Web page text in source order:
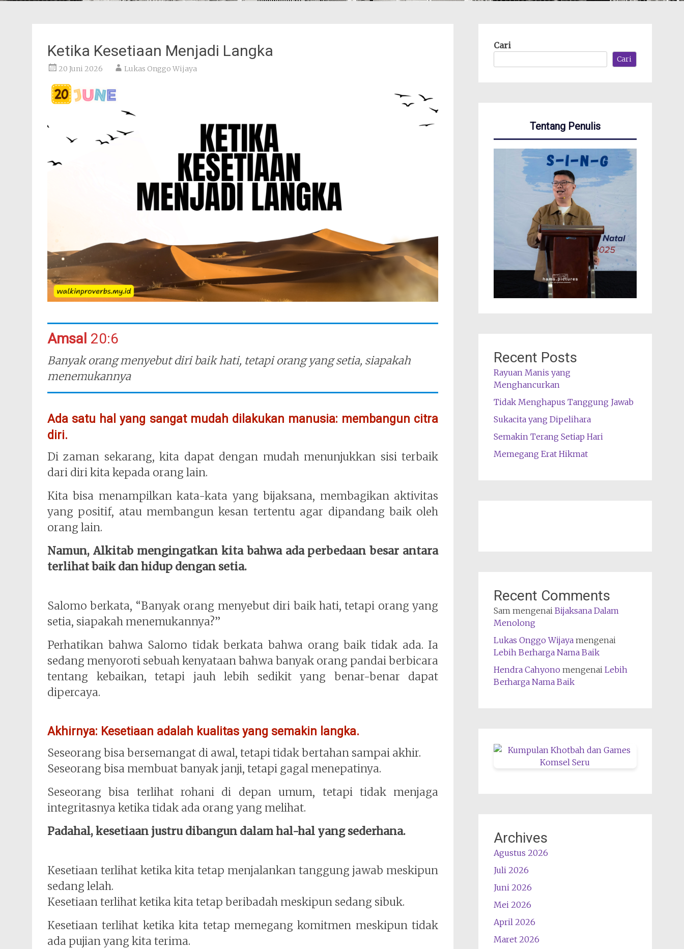
Ketika Kesetiaan Menjadi Langka
20 Juni 2026 Lukas Onggo Wijaya
Amsal 20:6
Banyak orang menyebut diri baik hati, tetapi orang yang setia, siapakah
menemukannya
Ada satu hal yang sangat mudah dilakukan manusia: membangun citra
diri.
Di zaman sekarang, kita dapat dengan mudah menunjukkan sisi terbaik
dari diri kita kepada orang lain.
Kita bisa menampilkan kata-kata yang bijaksana, membagikan aktivitas
yang positif, atau membangun kesan tertentu agar dipandang baik oleh
orang lain.
Namun, Alkitab mengingatkan kita bahwa ada perbedaan besar antara
terlihat baik dan hidup dengan setia.
Salomo berkata, “Banyak orang menyebut diri baik hati, tetapi orang yang
setia, siapakah menemukannya?”
Perhatikan bahwa Salomo tidak berkata bahwa orang baik tidak ada. Ia
sedang menyoroti sebuah kenyataan bahwa banyak orang pandai berbicara
tentang kebaikan, tetapi jauh lebih sedikit yang benar-benar dapat
dipercaya.
Akhirnya: Kesetiaan adalah kualitas yang semakin langka.
Seseorang bisa bersemangat di awal, tetapi tidak bertahan sampai akhir.
Seseorang bisa membuat banyak janji, tetapi gagal menepatinya.
Seseorang bisa terlihat rohani di depan umum, tetapi tidak menjaga
integritasnya ketika tidak ada orang yang melihat.
Padahal, kesetiaan justru dibangun dalam hal-hal yang sederhana.
Kesetiaan terlihat ketika kita tetap menjalankan tanggung jawab meskipun
sedang lelah.
Kesetiaan terlihat ketika kita tetap beribadah meskipun sedang sibuk.
Kesetiaan terlihat ketika kita tetap memegang komitmen meskipun tidak
ada pujian yang kita terima.
Cari
Cari
Tentang Penulis
Recent Posts
Rayuan Manis yang
Menghancurkan
Tidak Menghapus Tanggung Jawab
Sukacita yang Dipelihara
Semakin Terang Setiap Hari
Memegang Erat Hikmat
Recent Comments
Sam mengenai Bijaksana Dalam
Menolong
Lukas Onggo Wijayamengenai
Lebih Berharga Nama Baik
Hendra Cahyono mengenai Lebih
Berharga Nama Baik
Archives
Agustus 2026
Juli 2026
Juni 2026
Mei 2026
April 2026
Maret 2026